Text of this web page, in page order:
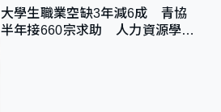
大學生職業空缺3年減6成 青協
半年接660宗求助 人力資源學